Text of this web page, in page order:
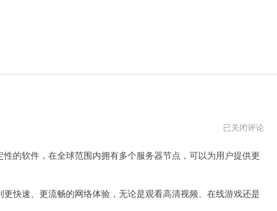
天
速
已关闭评论
软件，在全球范围内拥有多个服务器节点，可以为用户提供更
速、更流畅的网络体验，无论是观看高清视频、在线游戏还是